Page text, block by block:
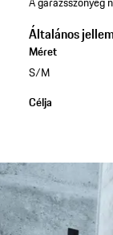
Általános
Méret
S/M
Célja